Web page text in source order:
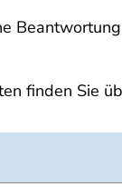
finden Sie